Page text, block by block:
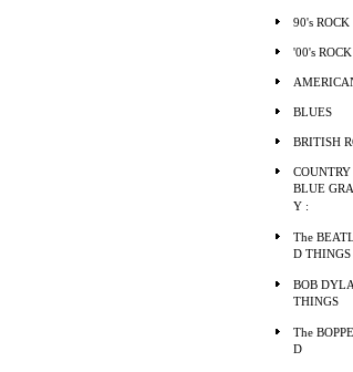
90's ROCK
'00's
BLUES
BRITISH
BLUE
Y :
The
D THINGS
BOB
THINGS
The
D